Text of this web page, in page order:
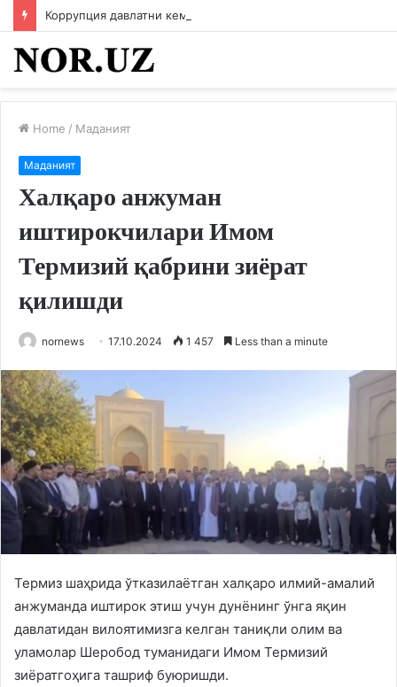
Коррупция давлатни кемиради
Home / Маданият
Маданият
Халқаро анжуман
иштирокчилари Имом
Термизий қабрини зиёрат
қилишди
nornews 17.10.2024 1 457 Less than a minute
Термиз шаҳрида ўтказилаётган халқаро илмий-амалий
анжуманда иштирок этиш учун дунёнинг ўнга яқин
давлатидан вилоятимизга келган таниқли олим ва
уламолар Шеробод туманидаги Имом Термизий
зиёратгоҳига ташриф буюришди.